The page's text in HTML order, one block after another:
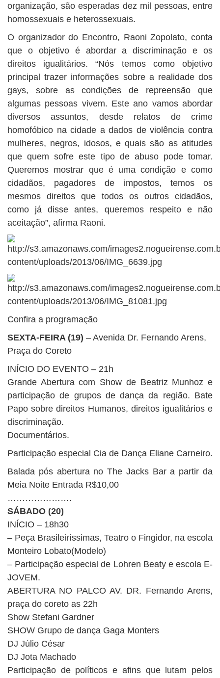
organização, são esperadas dez mil pessoas, entre
homossexuais e heterossexuais.
O organizador do Encontro, Raoni Zopolato, conta
que o objetivo é abordar a discriminação e os
direitos igualitários. “Nós temos como objetivo
principal trazer informações sobre a realidade dos
gays, sobre as condições de repreensão que
algumas pessoas vivem. Este ano vamos abordar
diversos assuntos, desde relatos de crime
homofóbico na cidade a dados de violência contra
mulheres, negros, idosos, e quais são as atitudes
que quem sofre este tipo de abuso pode tomar.
Queremos mostrar que é uma condição e como
cidadãos, pagadores de impostos, temos os
mesmos direitos que todos os outros cidadãos,
como já disse antes, queremos respeito e não
aceitação”, afirma Raoni.
Confira a programação
SEXTA-FEIRA (19) – Avenida Dr. Fernando Arens,
Praça do Coreto
INÍCIO DO EVENTO – 21h
Grande Abertura com Show de Beatriz Munhoz e
participação de grupos de dança da região. Bate
Papo sobre direitos Humanos, direitos igualitários e
discriminação.
Documentários.
Participação especial Cia de Dança Eliane Carneiro.
Balada pós abertura no The Jacks Bar a partir da
Meia Noite Entrada R$10,00
………………….
SÁBADO (20)
INÍCIO – 18h30
– Peça Brasileiríssimas, Teatro o Fingidor, na escola
Monteiro Lobato(Modelo)
– Participação especial de Lohren Beaty e escola E-
JOVEM.
ABERTURA NO PALCO AV. DR. Fernando Arens,
praça do coreto as 22h
Show Stefani Gardner
SHOW Grupo de dança Gaga Monters
DJ Júlio César
DJ Jota Machado
Participação de políticos e afins que lutam pelos